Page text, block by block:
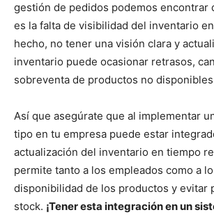
gestión de pedidos podemos encontrar
es la falta de visibilidad del inventario
hecho, no tener una visión clara y
inventario puede ocasionar retrasos,
sobreventa de productos no
Así que asegúrate que al implementar
tipo en tu empresa puede estar
actualización del inventario en tiempo
permite tanto a los empleados como a
disponibilidad de los productos y evitar
stock. ¡Tener esta integración en un